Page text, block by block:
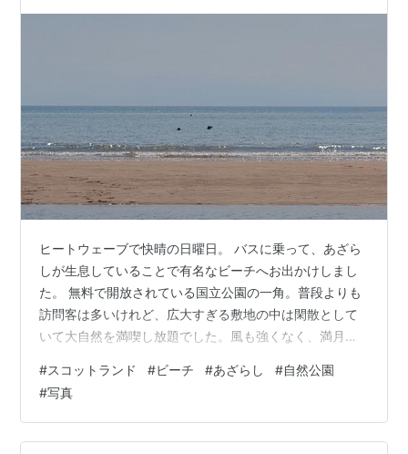
ヒートウェーブで快晴の日曜日。 バスに乗って、あざら
しが生息していることで有名なビーチへお出かけしまし
た。 無料で開放されている国立公園の一角。普段よりも
訪問客は多いけれど、広大すぎる敷地の中は閑散として
いて大自然を満喫し放題でした。風も強くなく、満月後
潮時よりも平らで歩きやすい。さっそく靴を脱いで、素
足のまま波打ち際でゆっくりと歩を進める。太陽光をふ
んだんに浴び、波の音を聞きながら浜辺での散歩はセラ
ピーのようで心も頭も癒されます。 砂浜のやや茶色がか
#スコットランド #ビーチ #あざらし #自然公園
#写真